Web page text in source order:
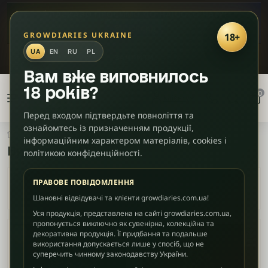
✦ЛАСКАВО ПРОСИМО ДО НАШОГО ЧАТУ!
0
Фотоперіодні Високий THC
Високий THC
18+
GROWDIARIES UKRAINE
UA EN RU PL
Вам вже виповнилось
18 років?
Перед входом підтвердьте повноліття та
ознайомтесь із призначенням продукції,
інформаційним характером матеріалів, cookies і
політикою конфіденційності.
ПРАВОВЕ ПОВІДОМЛЕННЯ
Шановні відвідувачі та клієнти growdiaries.com.ua!
Уся продукція, представлена на сайті growdiaries.com.ua,
пропонується виключно як сувенірна, колекційна та
декоративна продукція. Її придбання та подальше
використання допускається лише у спосіб, що не
суперечить чинному законодавству України.
Фільтри
товарів ×
Фенотип
Чиста
Indica
Indica-
домінант
Sativa-
домінант